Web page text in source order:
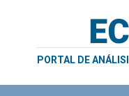
PORTAL DE